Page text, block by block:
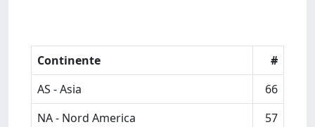
Continente
#
AS - Asia
66
NA - Nord America
57